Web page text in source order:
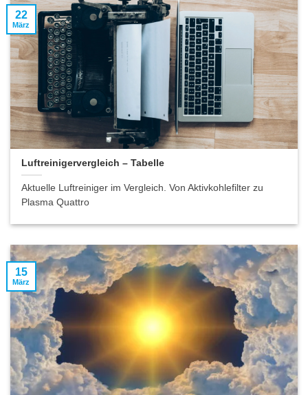
Luftreinigervergleich – Tabelle
Aktuelle Luftreiniger im Vergleich. Von Aktivkohlefilter zu
Plasma Quattro
22
März
15
März